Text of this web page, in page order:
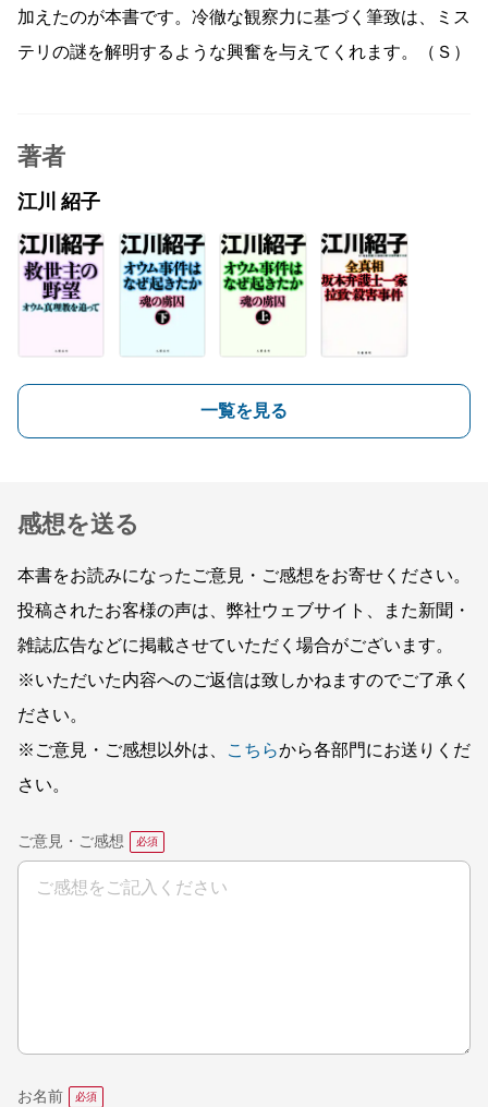
加えたのが本書です。冷徹な観察力に基づく筆致は、ミス
テリの謎を解明するような興奮を与えてくれます。（Ｓ）
著者
江川 紹子
一覧を見る
感想を送る
本書をお読みになったご意見・ご感想をお寄せください。
投稿されたお客様の声は、弊社ウェブサイト、また新聞・
雑誌広告などに掲載させていただく場合がございます。
※いただいた内容へのご返信は致しかねますのでご了承く
ださい。
※ご意見・ご感想以外は、
こちらから各部門にお送りくだ
さい。
ご意見・ご感想
お名前